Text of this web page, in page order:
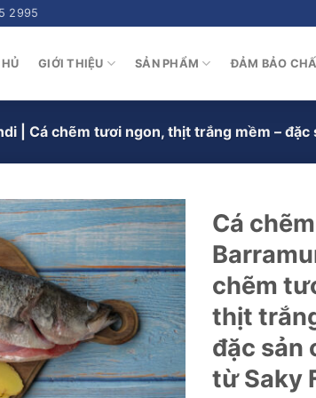
2995
GIỚI THIỆU SẢN PHẨM ĐẢM BẢO
| Cá chẽm tươi ngon, thịt trắng mềm – đặc
Cá chẽm |
chẽm
thịt
đặc sản
từ Saky